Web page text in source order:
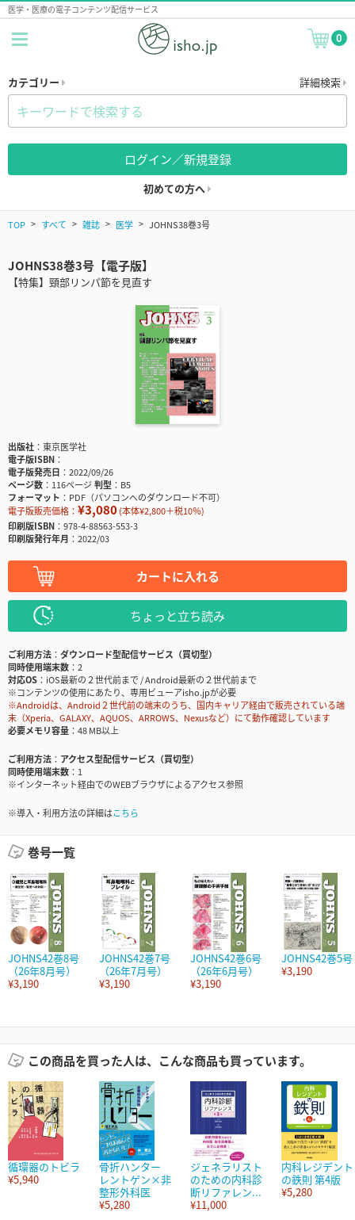
医学・医療の電子コンテンツ配信サービス
0
カテゴリー 詳細検索
ログイン／新規登録
初めての方へ
TOP すべて 雑誌 医学 JOHNS38巻3号
JOHNS38巻3号【電子版】
【特集】頸部リンパ節を見直す
出版社
東京医学社
電子版ISBN
電子版発売日
2022/09/26
ページ数
116ページ判型
B5
フォーマット
PDF（パソコンへのダウンロード不可）
電子版販売価格： ¥3,080(本体¥2,800＋税10％)
印刷版ISBN
978-4-88563-553-3
印刷版発行年月
2022/03
カートに入れる
ちょっと立ち読み
ご利用方法
ダウンロード型配信サービス（買切型）
同時使用端末数
2
対応OS
iOS最新の２世代前まで / Android最新の２世代前まで
※コンテンツの使用にあたり、専用ビューアisho.jpが必要
※Androidは、Android２世代前の端末のうち、国内キャリア経由で販売されている端
末（Xperia、GALAXY、AQUOS、ARROWS、Nexusなど）にて動作確認しています
必要メモリ容量
48 MB以上
ご利用方法
アクセス型配信サービス（買切型）
同時使用端末数
1
※インターネット経由でのWEBブラウザによるアクセス参照
※導入・利用方法の詳細はこちら
巻号一覧
JOHNS42巻8号
（26年8月号）
¥3,190
JOHNS42巻7号
（26年7月号）
¥3,190
JOHNS42巻6号
（26年6月号）
¥3,190
JOHNS42巻5号
¥3,190
この商品を買った人は、こんな商品も買っています。
循環器のトビラ
¥5,940
骨折ハンター
レントゲン×非
整形外科医
¥5,280
ジェネラリスト
のための内科診
断リファレン...
¥11,000
内科レジデント
の鉄則 第4版
¥5,280